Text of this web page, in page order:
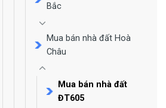
Bắc
Mua bán nhà đất Hoà
Châu
Mua bán nhà đất
ĐT605